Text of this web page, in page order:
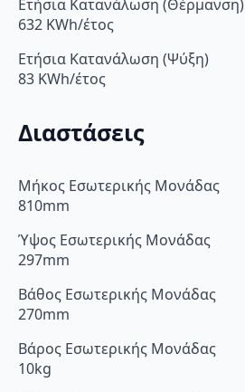
Ετήσια Κατανάλωση (Θέρμανση)
632 KWh/έτος
Ετήσια Κατανάλωση (Ψύξη)
83 KWh/έτος
Διαστάσεις
Μήκος Εσωτερικής Μονάδας
810mm
Ύψος Εσωτερικής Μονάδας
297mm
Βάθος Εσωτερικής Μονάδας
270mm
Βάρος Εσωτερικής Μονάδας
10kg